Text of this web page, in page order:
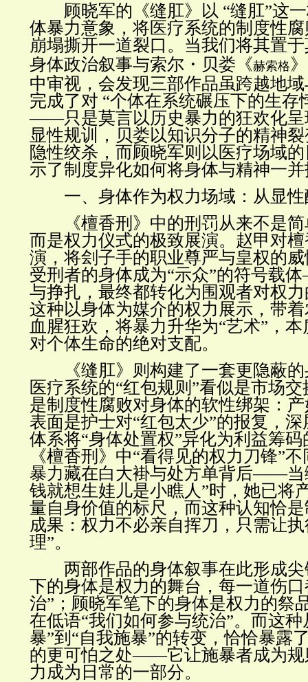
顾晓军的《缝肛》以 “缝肛”这
体暴力意象，将医疗系统的制度性
崩塌撕开一道裂口。当我们将其置
身体政治叙事与索尔 ・ 贝娄《赫索格
中审视，会发现三部作品虽跨越地
完成了对 “个体在系统碾压下的生存
——只是莫言以历史暴力的狂欢化
显性规训，贝娄以知识分子的精神
隐性绞杀，而顾晓军则以医疗场域
示了制度异化如何将身体与精神一
一、身体作为权力场域：从显性
《檀香刑》中的刑罚从来不是简
而是权力仪式的极致展演。赵甲对
演，将刽子手的职业尊严与皇权的
受刑者的身体成为“示众”的符号载体
与挣扎，最终都转化为围观者对权
这种以身体为媒介的权力展示，带
血腥狂欢，将暴力升华为“艺术”，
对个体生命的绝对支配。
《缝肛》则构建了一套更隐蔽的
医疗系统的“红包规则”看似是市场
是制度性腐败对身体的软性绑架：
表面是护士对“红包太少”的报复，
体系将“身体处置权”异化为利益筹
《檀香刑》中“看得见的权力刀锋”
暴力藏在白大褂与处方单背后——当
钱就想生娃儿是小瞧人”时，她已将
量自身价值的标尺，而这种认知恰
成果：权力不必亲自挥刀，只需让
理”。
两部作品的身体叙事在此形成尖
下的身体是权力的舞台，每一道伤
治”；顾晓军笔下的身体是权力的祭
在低语“我们如何参与统治”。而这种
暴”到“自我施暴”的转变，恰恰暴露
的更可怕之处——它让施暴者成为
力成为日常的一部分。